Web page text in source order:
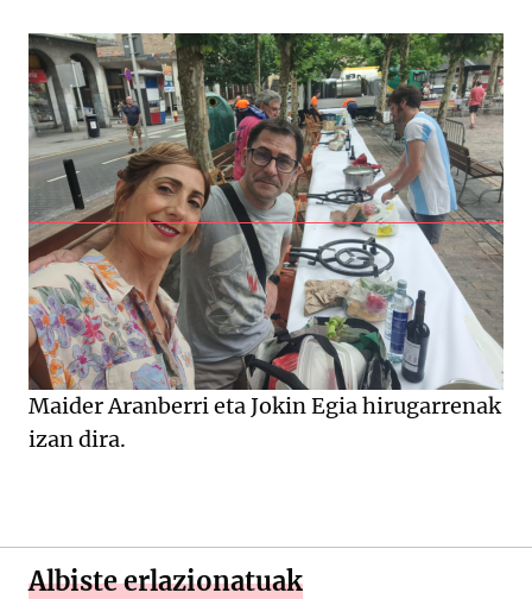
Maider Aranberri eta Jokin Egia hirugarrenak
izan dira.
Albiste erlazionatuak